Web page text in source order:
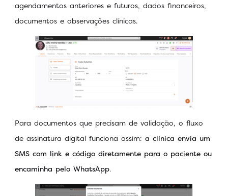
agendamentos anteriores e futuros, dados financeiros,
documentos e observações clínicas.
Para documentos que precisam de validação, o fluxo
de assinatura digital funciona assim: a clínica envia um
SMS com link e código diretamente para o paciente ou
encaminha pelo WhatsApp.